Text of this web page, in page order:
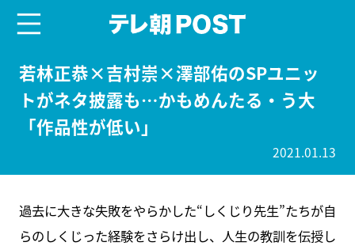
若林正恭×吉村崇×澤部佑のSPユニッ
トがネタ披露も…かもめんたる・う大
「作品性が低い」
2021.01.13
過去に大きな失敗をやらかした“しくじり先生”たちが自
らのしくじった経験をさらけ出し、人生の教訓を伝授し